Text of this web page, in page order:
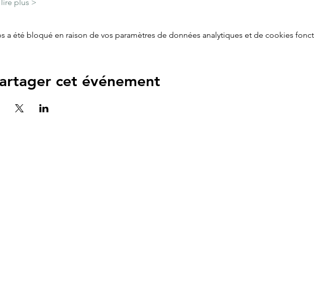
lire plus >
a été bloqué en raison de vos paramètres de données analytiques et de cookies
cet événement